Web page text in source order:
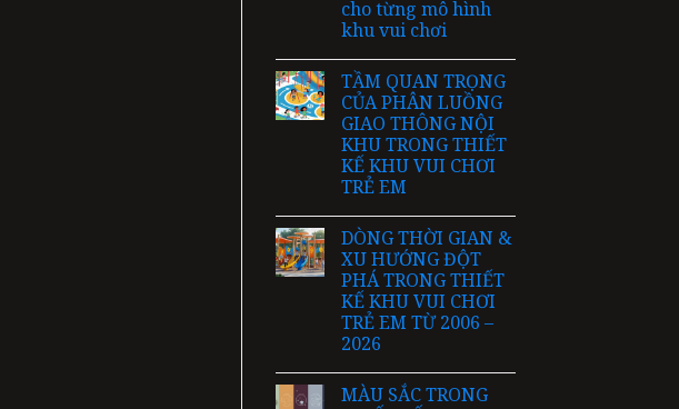
cho từng mô hình
khu vui chơi
TẦM QUAN TRỌNG
CỦA PHÂN LUỒNG
GIAO THÔNG NỘI
KHU TRONG THIẾT
KẾ KHU VUI CHƠI
TRẺ EM
DÒNG THỜI GIAN &
XU HƯỚNG ĐỘT
PHÁ TRONG THIẾT
KẾ KHU VUI CHƠI
TRẺ EM TỪ 2006 –
2026
MÀU SẮC TRONG